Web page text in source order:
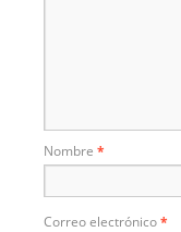
Nombre *
Correo electrónico*